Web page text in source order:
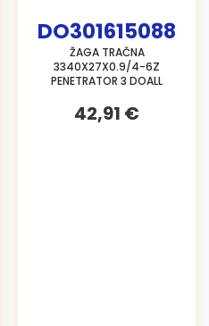
DO301615088
ŽAGA TRAČNA
3340X27X0.9/4-6Z
PENETRATOR 3 DOALL
42,91 €